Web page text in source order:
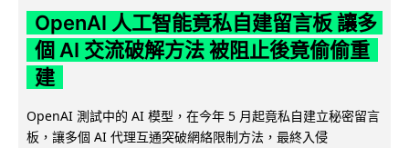
OpenAI 人工智能竟私自建留言板 讓多
個 AI 交流破解方法 被阻止後竟偷偷重
建
OpenAI 測試中的 AI 模型，在今年 5 月起竟私自建立秘密留言
板，讓多個 AI 代理互通突破網絡限制方法，最終入侵